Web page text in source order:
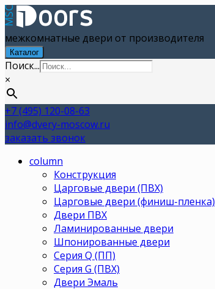
межкомнатные двери от производителя
Каталог
Поиск...
×
+7 (495) 120-08-63
info@dvery-moscow.ru
заказать звонок
column
Конструкция
Царговые двери (ПВХ)
Царговые двери (финиш-пленка)
Двери ПВХ
Ламинированные двери
Шпонированные двери
Серия Q (ПП)
Серия G (ПВХ)
Двери Эмаль